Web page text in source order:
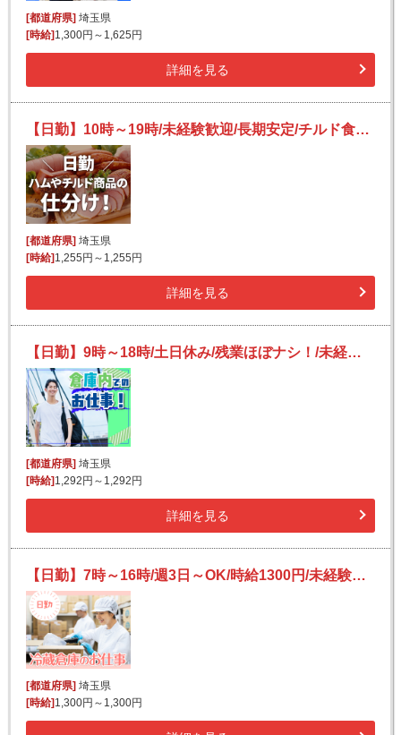
[都道府県] 埼玉県
[時給] 1,300円～1,625円
詳細を見る
【日勤】10時～19時/未経験歓迎/長期安定/チルド食品のピッキング・詰め替え等
[都道府県] 埼玉県
[時給] 1,255円～1,255円
詳細を見る
【日勤】9時～18時/土日休み/残業ほぼナシ！/未経験OK◎/工具・日用品などのピッキング
[都道府県]埼玉県
[時給]1,292円～1,292円
詳細を見る
【日勤】7時～16時/週3日～OK/時給1300円/未経験歓迎/レトルト食品の仕分け
[都道府県] 埼玉県
[時給] 1,300円～1,300円